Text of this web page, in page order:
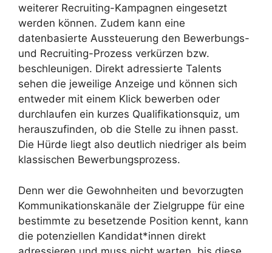
weiterer Recruiting-Kampagnen eingesetzt
werden können. Zudem kann eine
datenbasierte Aussteuerung den Bewerbungs-
und Recruiting-Prozess verkürzen bzw.
beschleunigen. Direkt adressierte Talents
sehen die jeweilige Anzeige und können sich
entweder mit einem Klick bewerben oder
durchlaufen ein kurzes Qualifikationsquiz, um
herauszufinden, ob die Stelle zu ihnen passt.
Die Hürde liegt also deutlich niedriger als beim
klassischen Bewerbungsprozess.
Denn wer die Gewohnheiten und bevorzugten
Kommunikationskanäle der Zielgruppe für eine
bestimmte zu besetzende Position kennt, kann
die potenziellen Kandidat*innen direkt